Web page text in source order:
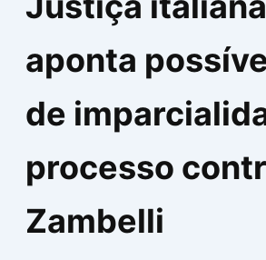
aponta
de
processo
Zambelli